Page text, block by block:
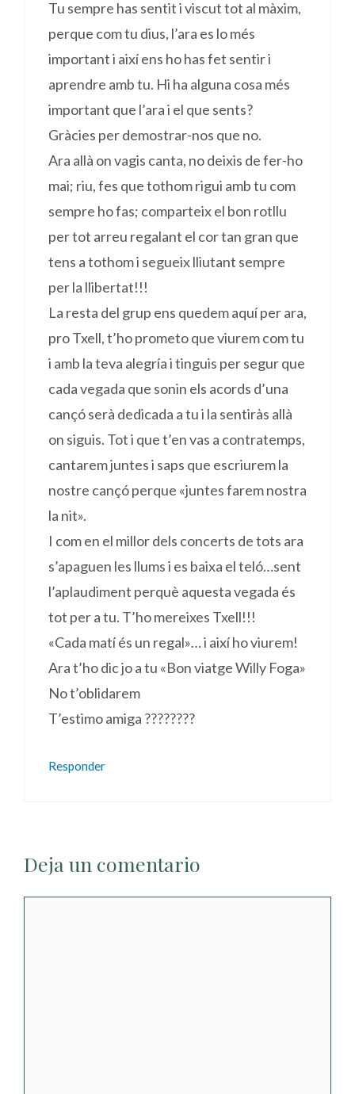
Tu sempre has sentit i viscut tot al màxim,
perque com tu dius, l’ara es lo més
important i així ens ho has fet sentir i
aprendre amb tu. Hi ha alguna cosa més
important que l’ara i el que sents?
Gràcies per demostrar-nos que no.
Ara allà on vagis canta, no deixis de fer-ho
mai; riu, fes que tothom rigui amb tu com
sempre ho fas; comparteix el bon rotllu
per tot arreu regalant el cor tan gran que
tens a tothom i segueix lliutant sempre
per la llibertat!!!
La resta del grup ens quedem aquí per ara,
pro Txell, t’ho prometo que viurem com tu
i amb la teva alegría i tinguis per segur que
cada vegada que sonin els acords d’una
cançó serà dedicada a tu i la sentiràs allà
on siguis. Tot i que t’en vas a contratemps,
cantarem juntes i saps que escriurem la
nostre cançó perque «juntes farem nostra
la nit».
I com en el millor dels concerts de tots ara
s’apaguen les llums i es baixa el teló…sent
l’aplaudiment perquè aquesta vegada és
tot per a tu. T’ho mereixes Txell!!!
«Cada matí és un regal»… i així ho viurem!
Ara t’ho dic jo a tu «Bon viatge Willy Foga»
No t’oblidarem
T’estimo amiga ????????
Responder
Deja un comentario